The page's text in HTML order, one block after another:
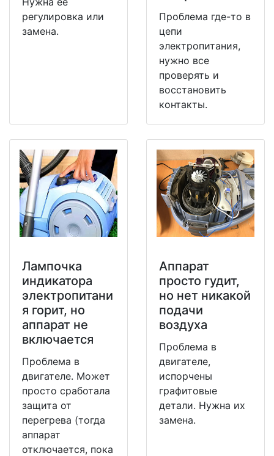
регулировка или
замена.
Проблема где-то в
цепи
электропитания,
нужно все
проверять и
восстановить
контакты.
Лампочка
индикатора
электропитани
я горит, но
аппарат не
включается
Проблема в
двигателе. Может
просто сработала
защита от
перегрева (тогда
аппарат
отключается, пока
Аппарат
просто гудит,
но нет никакой
подачи
воздуха
Проблема в
двигателе,
испорчены
графитовые
детали. Нужна их
замена.